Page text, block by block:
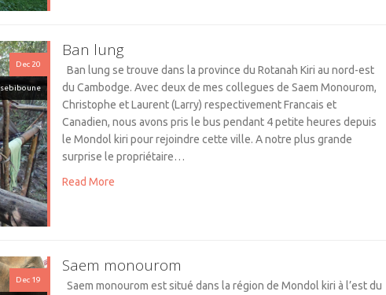
Dec 20
sebiboune
Ban lung
Ban lung se trouve dans la province du Rotanah Kiri au nord-est
du Cambodge. Avec deux de mes collegues de Saem Monourom,
Christophe et Laurent (Larry) respectivement Francais et
Canadien, nous avons pris le bus pendant 4 petite heures depuis
le Mondol kiri pour rejoindre cette ville. A notre plus grande
surprise le propriétaire…
Read More
Dec 19
Saem monourom
Saem monourom est situé dans la région de Mondol kiri à l’est du